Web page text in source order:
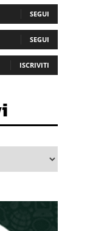
SEGUI
SEGUI
ISCRIVITI